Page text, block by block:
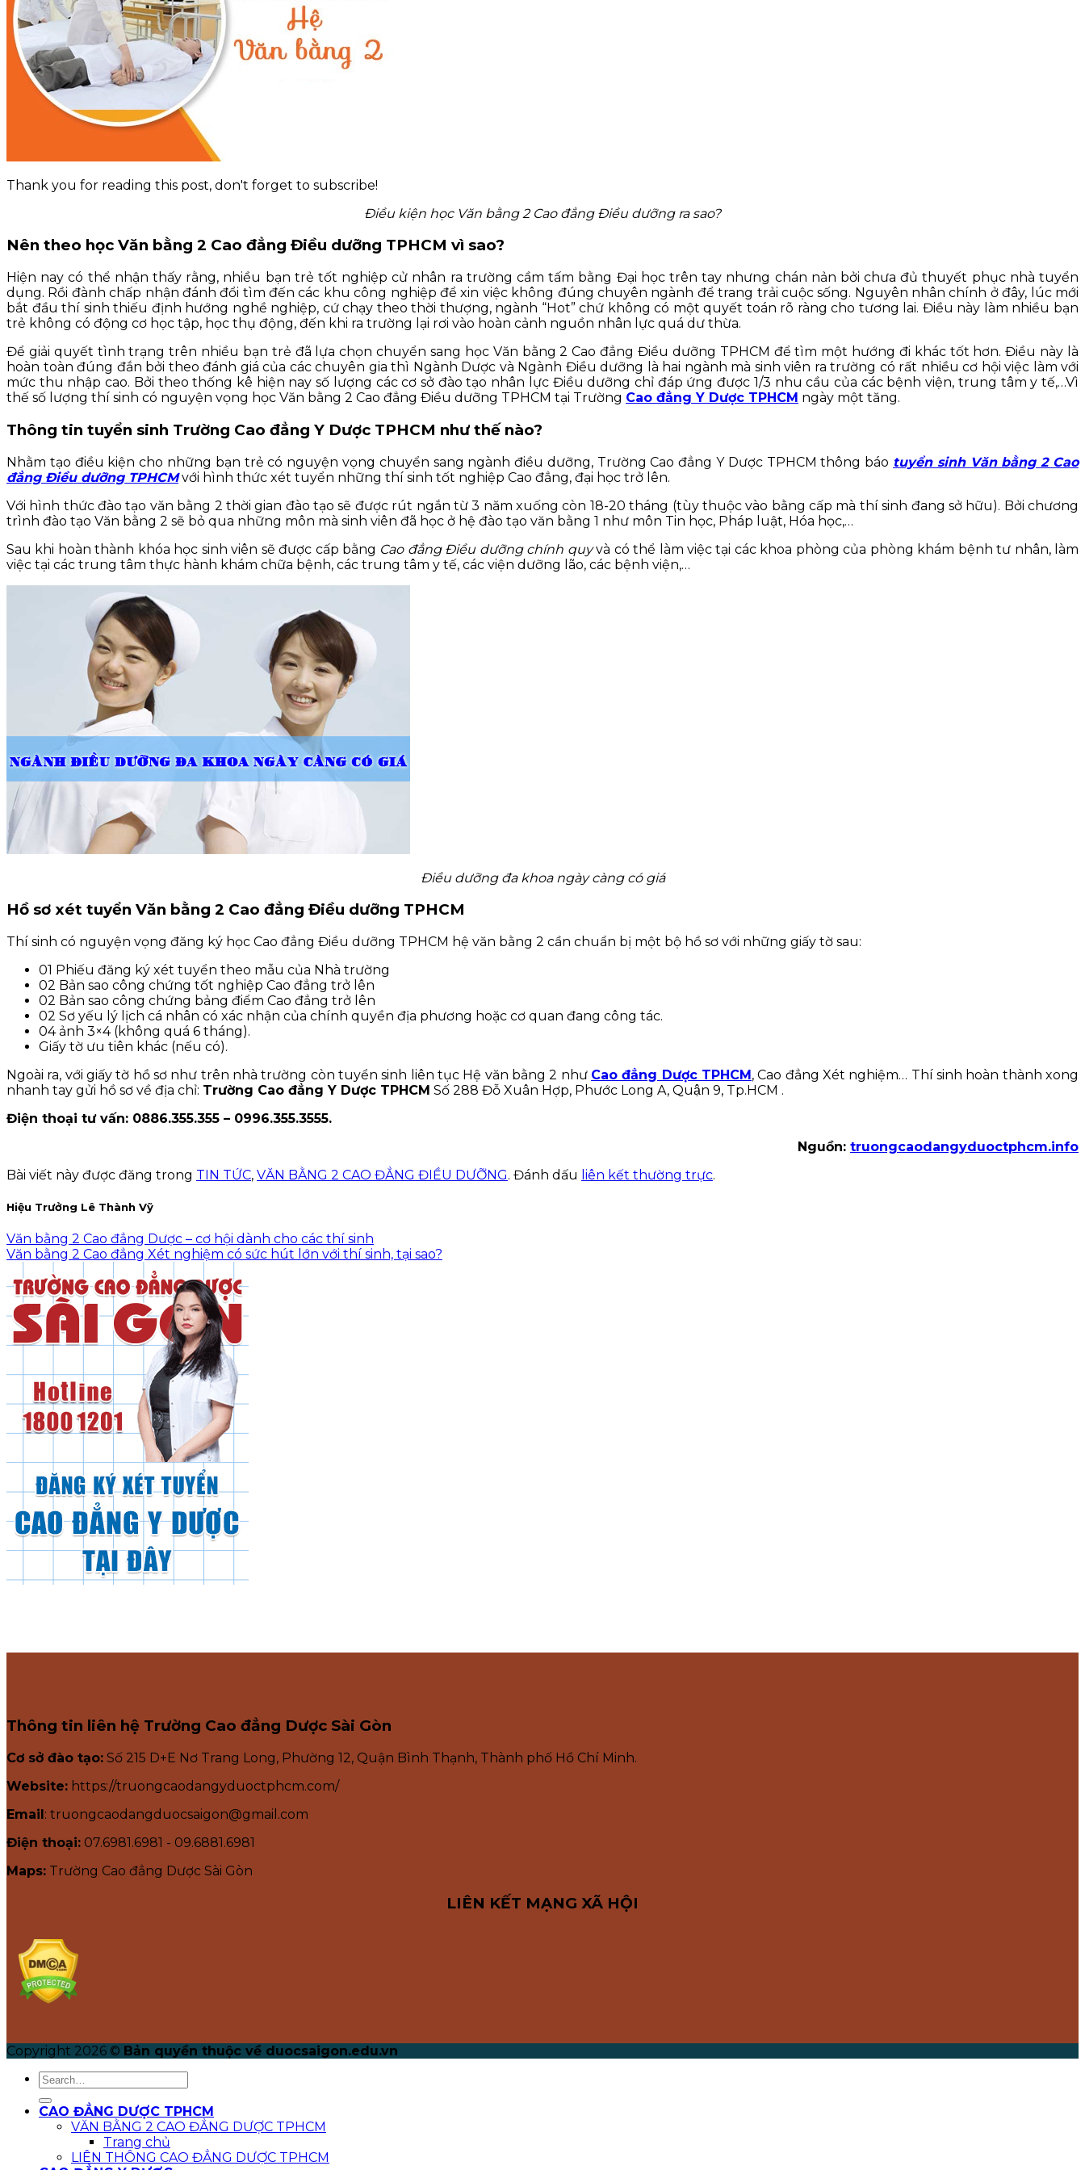
KỸ NĂNG
TIN TỨC
Thank you for reading this post, don't forget to subscribe!
Điều kiện học Văn bằng 2 Cao đẳng Điều dưỡng ra sao?
Nên theo học Văn bằng 2 Cao đẳng Điều dưỡng TPHCM vì sao?
Hiện nay có thể nhận thấy rằng, nhiều bạn trẻ tốt nghiệp cử nhân ra trường cầm tấm bằng Đại học trên tay nhưng chán nản bởi chưa đủ thuyết phục nhà tuyển
dụng. Rồi đành chấp nhận đánh đổi tìm đến các khu công nghiệp để xin việc không đúng chuyên ngành để trang trải cuộc sống. Nguyên nhân chính ở đây, lúc mới
bắt đầu thí sinh thiếu định hướng nghề nghiệp, cứ chạy theo thời thượng, ngành “Hot” chứ không có một quyết toán rõ ràng cho tương lai. Điều này làm nhiều bạn
trẻ không có động cơ học tập, học thụ động, đến khi ra trường lại rơi vào hoàn cảnh nguồn nhân lực quá dư thừa.
Để giải quyết tình trạng trên nhiều bạn trẻ đã lựa chọn chuyển sang học Văn bằng 2 Cao đẳng Điều dưỡng TPHCM để tìm một hướng đi khác tốt hơn. Điều này là
hoàn toàn đúng đắn bởi theo đánh giá của các chuyên gia thì Ngành Dược và Ngành Điều dưỡng là hai ngành mà sinh viên ra trường có rất nhiều cơ hội việc làm với
mức thu nhập cao. Bởi theo thống kê hiện nay số lượng các cơ sở đào tạo nhân lực Điều dưỡng chỉ đáp ứng được 1/3 nhu cầu của các bệnh viện, trung tâm y tế,…Vì
thế số lượng thí sinh có nguyện vọng học Văn bằng 2 Cao đẳng Điều dưỡng TPHCM tại Trường Cao đẳng Y Dược TPHCM ngày một tăng.
Thông tin tuyển sinh Trường Cao đẳng Y Dược TPHCM như thế nào?
Nhằm tạo điều kiện cho những bạn trẻ có nguyện vọng chuyển sang ngành điều dưỡng, Trường Cao đẳng Y Dược TPHCM thông báo tuyển sinh Văn bằng 2 Cao
đẳng Điều dưỡng TPHCM với hình thức xét tuyển những thí sinh tốt nghiệp Cao đẳng, đại học trở lên.
Với hình thức đào tạo văn bằng 2 thời gian đào tạo sẽ được rút ngắn từ 3 năm xuống còn 18-20 tháng (tùy thuộc vào bằng cấp mà thí sinh đang sở hữu). Bởi chương
trình đào tạo Văn bằng 2 sẽ bỏ qua những môn mà sinh viên đã học ở hệ đào tạo văn bằng 1 như môn Tin học, Pháp luật, Hóa học,…
Sau khi hoàn thành khóa học sinh viên sẽ được cấp bằng Cao đẳng Điều dưỡng chính quyvà có thể làm việc tại các khoa phòng của phòng khám bệnh tư nhân, làm
việc tại các trung tâm thực hành khám chữa bệnh, các trung tâm y tế, các viện dưỡng lão, các bệnh viện,…
Điều dưỡng đa khoa ngày càng có giá
Hồ sơ xét tuyển Văn bằng 2 Cao đẳng Điều dưỡng TPHCM
Thí sinh có nguyện vọng đăng ký học Cao đẳng Điều dưỡng TPHCM hệ văn bằng 2 cần chuẩn bị một bộ hồ sơ với những giấy tờ sau:
01 Phiếu đăng ký xét tuyển theo mẫu của Nhà trường
02 Bản sao công chứng tốt nghiệp Cao đẳng trở lên
02 Bản sao công chứng bảng điểm Cao đẳng trở lên
02 Sơ yếu lý lịch cá nhân có xác nhận của chính quyền địa phương hoặc cơ quan đang công tác.
04 ảnh 3×4 (không quá 6 tháng).
Giấy tờ ưu tiên khác (nếu có).
Ngoài ra, với giấy tờ hồ sơ như trên nhà trường còn tuyển sinh liên tục Hệ văn bằng 2 như Cao đẳng Dược TPHCM, Cao đẳng Xét nghiệm… Thí sinh hoàn thành xong
nhanh tay gửi hồ sơ về địa chỉ: Trường Cao đẳng Y Dược TPHCM Số 288 Đỗ Xuân Hợp, Phước Long A, Quận 9, Tp.HCM .
Điện thoại tư vấn: 0886.355.355 – 0996.355.3555.
Nguồn: truongcaodangyduoctphcm.info
Bài viết này được đăng trong TIN TỨC, VĂN BẰNG 2 CAO ĐẲNG ĐIỀU DƯỠNG. Đánh dấu liên kết thường trực.
Hiệu Trưởng Lê Thành Vỹ
Văn bằng 2 Cao đẳng Dược – cơ hội dành cho các thí sinh
Văn bằng 2 Cao đẳng Xét nghiệm có sức hút lớn với thí sinh, tại sao?
Thông tin liên hệ Trường Cao đẳng Dược Sài Gòn
Cơ sở đào tạo: Số 215 D+E Nơ Trang Long, Phường 12, Quận Bình Thạnh, Thành phố Hồ Chí Minh.
Website: https://truongcaodangyduoctphcm.com/
Email: truongcaodangduocsaigon@gmail.com
Điện thoại: 07.6981.6981 - 09.6881.6981
Maps: Trường Cao đẳng Dược Sài Gòn
LIÊN KẾT MẠNG XÃ HỘI
Copyright 2026 © Bản quyền thuộc về duocsaigon.edu.vn
CAO ĐẲNG DƯỢC TPHCM
VĂN BẰNG 2 CAO ĐẲNG DƯỢC TPHCM
Trang chủ
LIÊN THÔNG CAO ĐẲNG DƯỢC TPHCM